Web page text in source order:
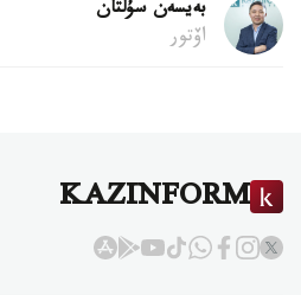
بەيسەن سۇلتان
اۆتور
KAZINFORM